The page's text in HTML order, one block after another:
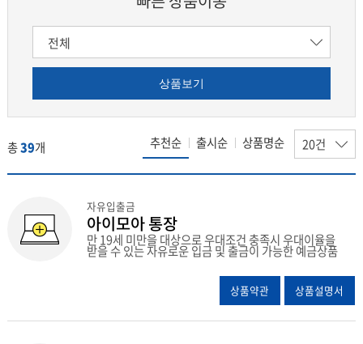
상품보기
총39개 추천순 출시순 상품명순
자유입출금
아이모아 통장
만 19세 미만을 대상으로 우대조건 충족시 우대이율을
받을 수 있는 자유로운 입금 및 출금이 가능한 예금상품
상품약관 상품설명서